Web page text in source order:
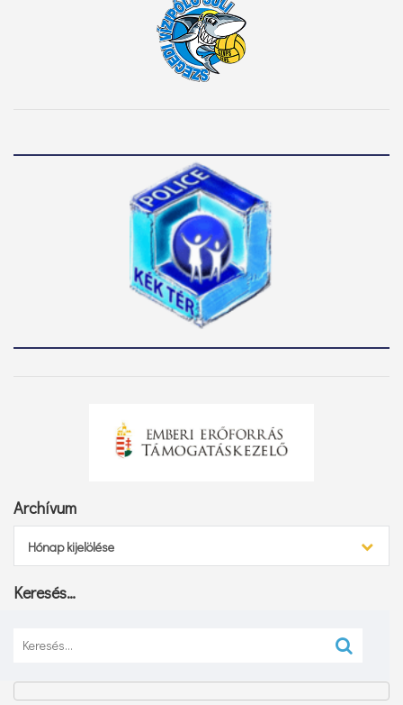
Archívum
Hónap kijelölése
Keresés…
Keresés: